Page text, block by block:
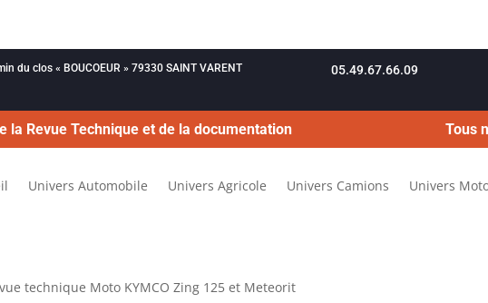
du clos « BOUCOEUR » 79330 SAINT VARENT 05.49.67.66.09
la Revue Technique et de la documentation Tous
Univers Automobile Univers Agricole Univers Camions Univers
technique Moto KYMCO Zing 125 et Meteorit